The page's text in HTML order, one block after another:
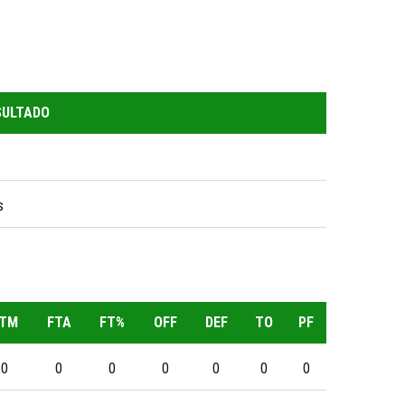
FTA FT% OFF DEF TO PF
0 0 0 0 0 0 0
Facebook
Instagram
TikTok
Correo electrónico